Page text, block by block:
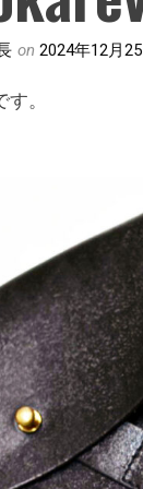
on 2024年12月
。